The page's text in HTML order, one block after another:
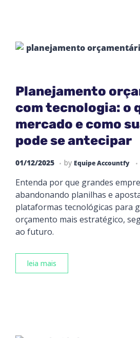
Planejamento
com tecnologia: o
mercado e como
pode se antecipar
01/12/2025 by Equipe Accountfy
Entenda por que grandes
abandonando planilhas e
plataformas tecnológicas para
orçamento mais estratégico,
ao futuro.
leia mais